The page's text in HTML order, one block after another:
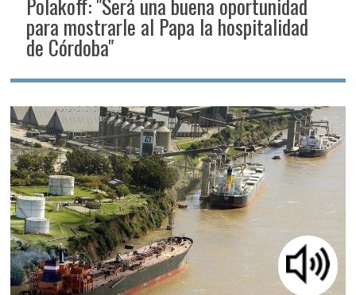
para mostrarle al Papa la hospitalidad
de Córdoba"